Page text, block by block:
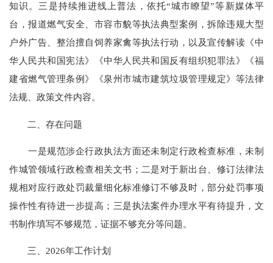
知识。三是持续推进线上普法，依托“城市瞭望”等新媒体平
台，报道燃气安全、市容市貌等执法典型案例，拆除违规大型
户外广告、整治擅自饲养家禽等执法行动，以及宣传解读《中
华人民共和国宪法》《中华人民共和国反有组织犯罪法》《福
建省燃气管理条例》《泉州市城市建筑垃圾管理规定》等法律
法规、政策文件内容。
二、存在问题
一是规范涉企行政执法方面还未制定行政检查标准，未制
作城管领域行政检查相关文书；二是对于新出台、修订法律法
规相对应行政处罚裁量细化标准修订不够及时，部分处罚事项
操作性有待进一步提高；三是执法案件办理水平有待提升，文
书制作填写不够规范，证据不够充分等问题。
三、2026年工作计划